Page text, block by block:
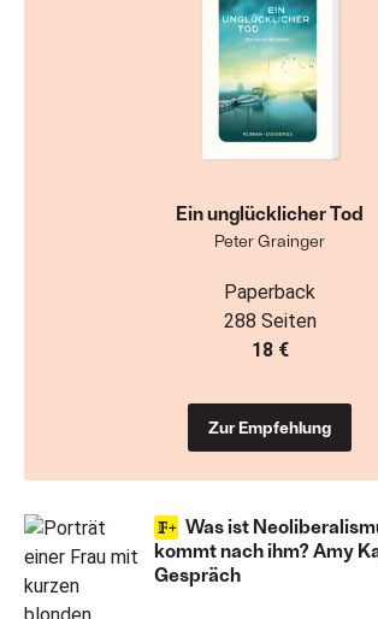
Was ist
kommt nach ihm? Amy
Gespräch
Ein unglücklicher Tod
Peter Grainger
Paperback
288 Seiten
18 €
Zur Empfehlung